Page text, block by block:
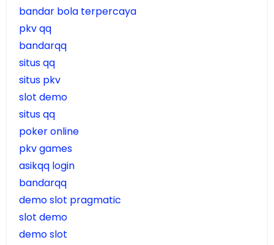
bandar bola terpercaya
pkv qq
bandarqq
situs qq
situs pkv
slot demo
situs qq
poker online
pkv games
asikqq login
bandarqq
demo slot pragmatic
slot demo
demo slot